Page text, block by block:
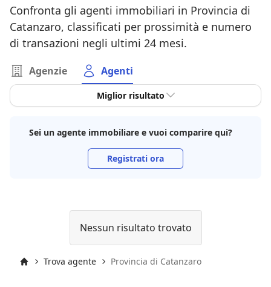
Confronta gli agenti immobiliari in Provincia di
Catanzaro, classificati per prossimità e numero
di transazioni negli ultimi 24 mesi.
Agenzie Agenti
Miglior risultato
Sei un agente immobiliare e vuoi comparire qui?
Registrati ora
Nessun risultato trovato
Trova agente Provincia di Catanzaro